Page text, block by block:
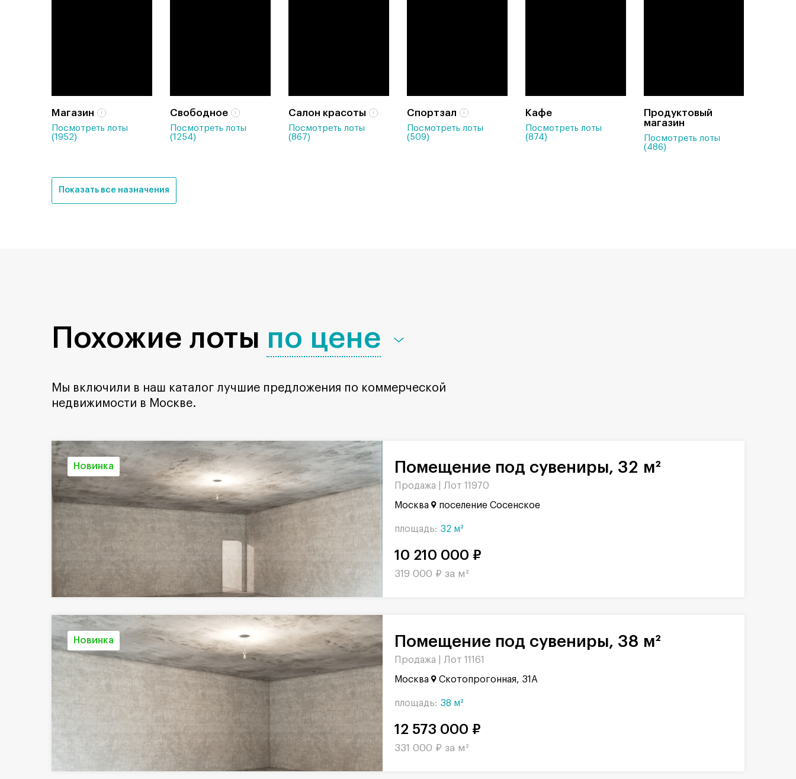
Магазин
Посмотреть лоты
(1952)
Свободное
Посмотреть лоты
(1254)
Салон красоты
Посмотреть лоты
(867)
Спортзал
Посмотреть лоты
(509)
Кафе
Посмотреть лоты
(874)
Продуктовый
магазин
Посмотреть лоты
(486)
Показать все назначения
Похожие лоты по цене
Мы включили в наш каталог лучшие предложения по коммерческой
недвижимости в Москве.
Новинка Помещение под сувениры, 32 м²
Продажа | Лот 11970
Москва поселение Сосенское
площадь: 32 м²
10 210 000 ₽
319 000 ₽ за м²
Новинка Помещение под сувениры, 38 м²
Продажа | Лот 11161
Москва Скотопрогонная, 31А
площадь: 38 м²
12 573 000 ₽
331 000 ₽ за м²